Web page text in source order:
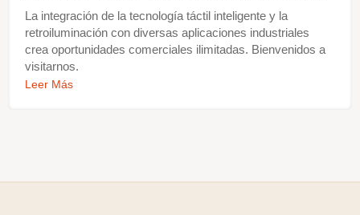
La integración de la tecnología táctil inteligente y la
retroiluminación con diversas aplicaciones industriales
crea oportunidades comerciales ilimitadas. Bienvenidos a
visitarnos.
Leer Más